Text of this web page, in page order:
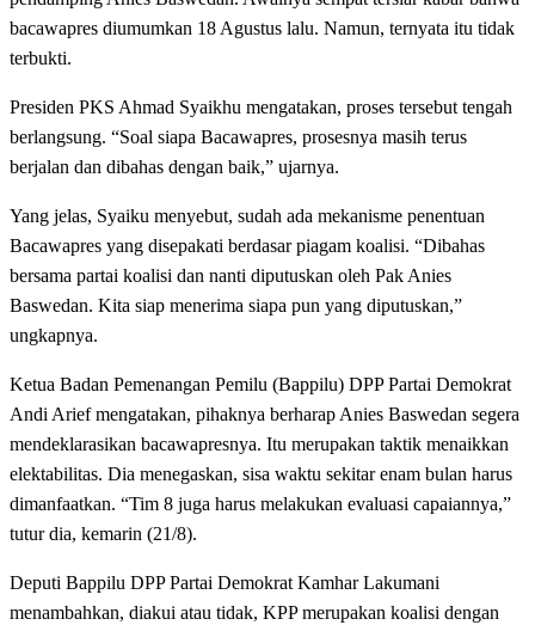
bacawapres diumumkan 18 Agustus lalu. Namun, ternyata itu tidak
terbukti.
Presiden PKS Ahmad Syaikhu mengatakan, proses tersebut tengah
berlangsung. “Soal siapa Bacawapres, prosesnya masih terus
berjalan dan dibahas dengan baik,” ujarnya.
Yang jelas, Syaiku menyebut, sudah ada mekanisme penentuan
Bacawapres yang disepakati berdasar piagam koalisi. “Dibahas
bersama partai koalisi dan nanti diputuskan oleh Pak Anies
Baswedan. Kita siap menerima siapa pun yang diputuskan,”
ungkapnya.
Ketua Badan Pemenangan Pemilu (Bappilu) DPP Partai Demokrat
Andi Arief mengatakan, pihaknya berharap Anies Baswedan segera
mendeklarasikan bacawapresnya. Itu merupakan taktik menaikkan
elektabilitas. Dia menegaskan, sisa waktu sekitar enam bulan harus
dimanfaatkan. “Tim 8 juga harus melakukan evaluasi capaiannya,”
tutur dia, kemarin (21/8).
Deputi Bappilu DPP Partai Demokrat Kamhar Lakumani
menambahkan, diakui atau tidak, KPP merupakan koalisi dengan